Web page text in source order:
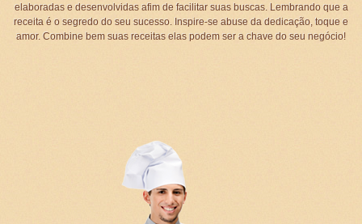
elaboradas e desenvolvidas afim de facilitar suas buscas. Lembrando que a
receita é o segredo do seu sucesso. Inspire-se abuse da dedicação, toque e
amor. Combine bem suas receitas elas podem ser a chave do seu negócio!